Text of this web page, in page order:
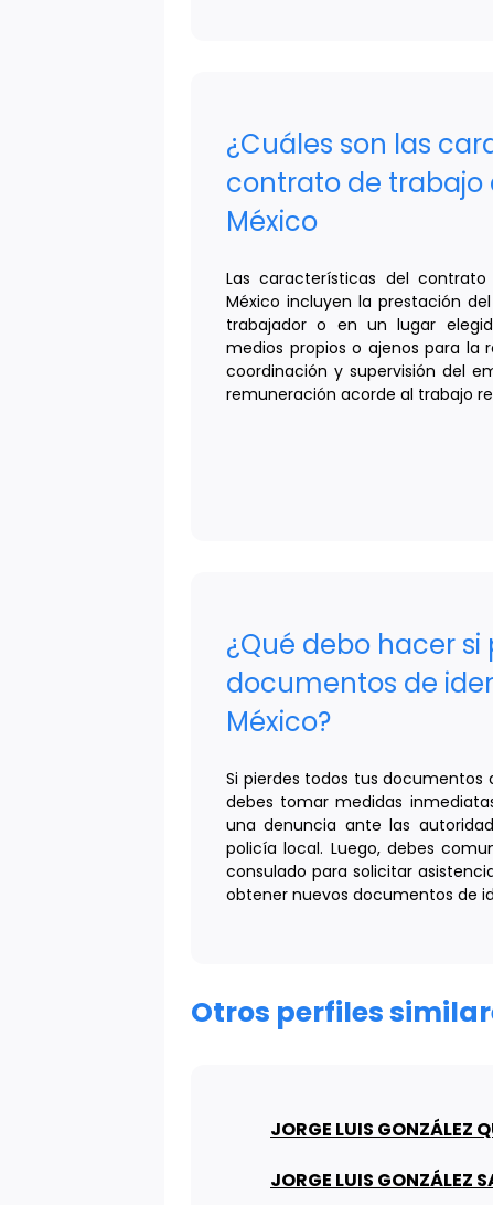
¿Cuáles son las
contrato de trabajo
México
Las características del
México incluyen la prestación
trabajador o en un lugar
medios propios o ajenos para la
coordinación y supervisión del
remuneración acorde al trabajo
¿Qué debo hacer
documentos de
México?
Si pierdes todos tus documentos
debes tomar medidas
una denuncia ante las
policía local. Luego, debes
consulado para solicitar
obtener nuevos documentos de
Otros perfiles
JORGE LUIS GONZÁLEZ
JORGE LUIS GONZÁLEZ